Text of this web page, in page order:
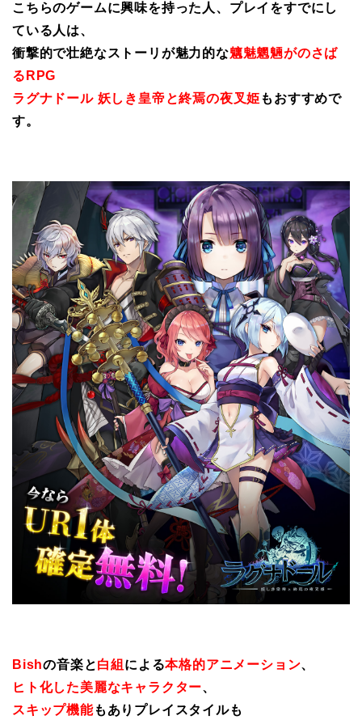
こちらのゲームに興味を持った人、プレイをすでにし
ている人は、
衝撃的で壮絶なストーリが魅力的な魑魅魍魎がのさば
るRPG
ラグナドール 妖しき皇帝と終焉の夜叉姫 もおすすめで
す。
Bishの音楽と白組 による本格的アニメーション、
ヒト化した美麗なキャラクター、
スキップ機能もありプレイスタイルも